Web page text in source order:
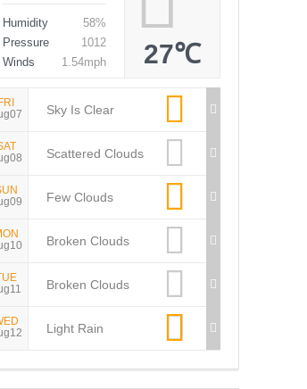
Humidity
58%
Pressure
1012
Winds
1.54mph 27℃
FRI
Sky Is Clear
Scattered Clouds
Few Clouds
Broken Clouds
Broken Clouds
Light Rain